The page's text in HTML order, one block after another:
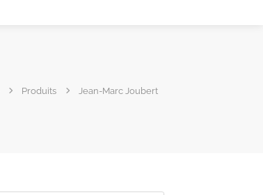
Produits Jean-Marc Joubert